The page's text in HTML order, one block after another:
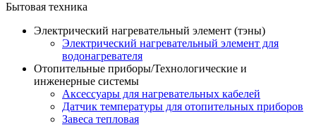
Бытовая техника
Электрический нагревательный элемент (тэны)
Электрический нагревательный элемент для
водонагревателя
Отопительные приборы/Технологические и
инженерные системы
Аксессуары для нагревательных кабелей
Датчик температуры для отопительных приборов
Завеса тепловая